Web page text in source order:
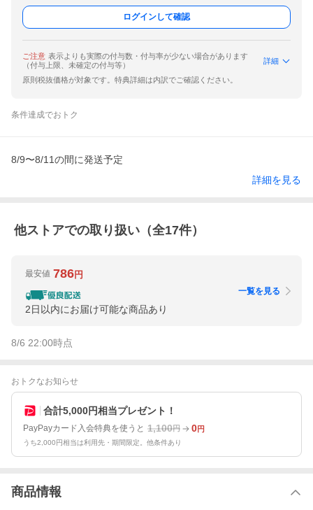
ログインして確認
ご注意 表示よりも実際の付与数・付与率が少ない場合があります
（付与上限、未確定の付与等）
詳細
原則税抜価格が対象です。特典詳細は内訳でご確認ください。
条件達成でおトク
8/9〜8/11の間に発送予定
詳細を見る
他ストアでの取り扱い（全17件）
最安値 786円
2日以内にお届け可能な商品あり
一覧を見る
8/6 22:00時点
おトクなお知らせ
合計5,000円相当プレゼント！
PayPayカード入会特典を使うと 1,100円 0円
うち2,000円相当は利用先・期間限定。他条件あり
商品情報